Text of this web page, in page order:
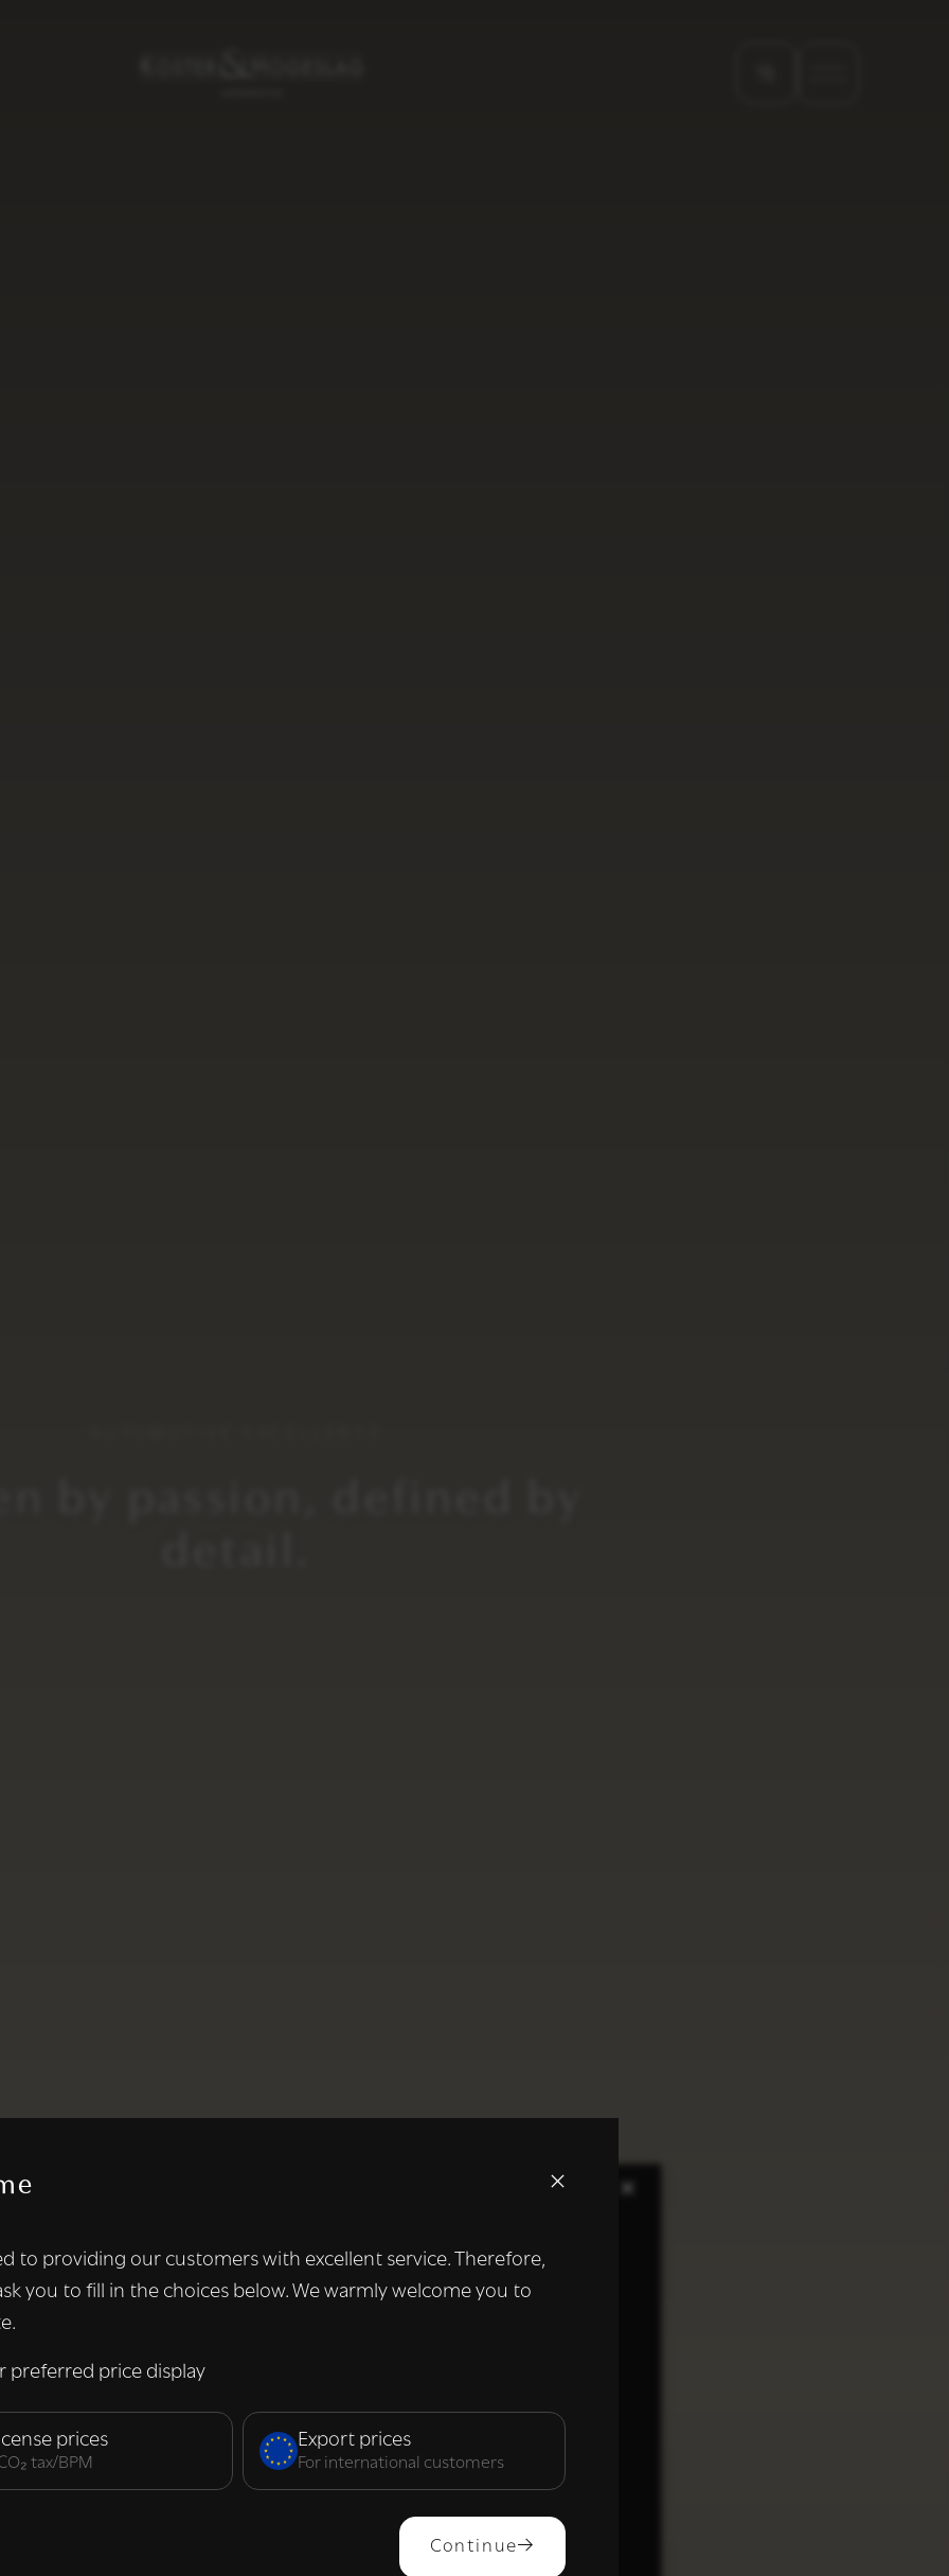
to providing our customers with excellent service. Therefore,
you to fill in the choices below. We warmly welcome you to
preferred price display
prices
tax/BPM
Export prices
For international customers
Continue
×
om inhoud en advertenties te personaliseren en om ons verkeer te
ook informatie over uw gebruik van onze site met onze advertentie- en
deze kunnen combineren met andere informatie die u aan hen heeft verstrekt
door uw gebruik van hun diensten.
Prestatie Targeting Functioneel
ALLES ACCEPTEREN